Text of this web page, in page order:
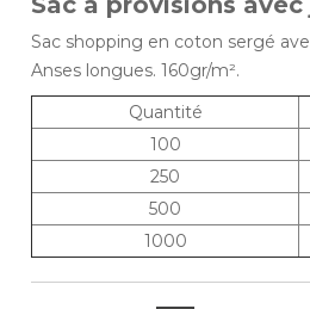
Sac shopping en coton sergé
Anses longues. 160gr/m².
Quantité
100
250
500
1000